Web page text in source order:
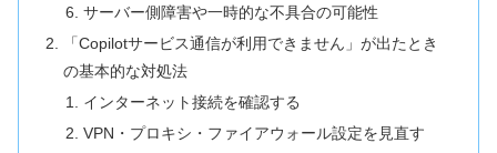
サーバー側障害や一時的な不具合の可能性
「Copilotサービス通信が利用できません」が出たとき
の基本的な対処法
インターネット接続を確認する
VPN・プロキシ・ファイアウォール設定を見直す